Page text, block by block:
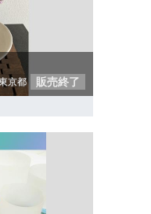
京都 販売終了